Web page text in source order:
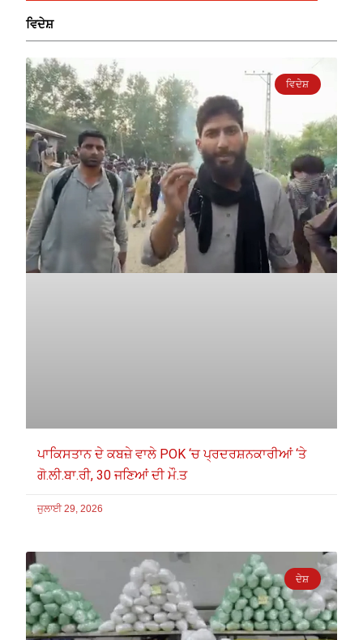
ਵਿਦੇਸ਼
ਵਿਦੇਸ਼
ਪਾਕਿਸਤਾਨ ਦੇ ਕਬਜ਼ੇ ਵਾਲੇ POK ‘ਚ ਪ੍ਰਦਰਸ਼ਨਕਾਰੀਆਂ ‘ਤੇ
ਗੋ.ਲੀ.ਬਾ.ਰੀ, 30 ਜਣਿਆਂ ਦੀ ਮੌ.ਤ
ਜੁਲਾਈ 29, 2026
ਦੇਸ਼